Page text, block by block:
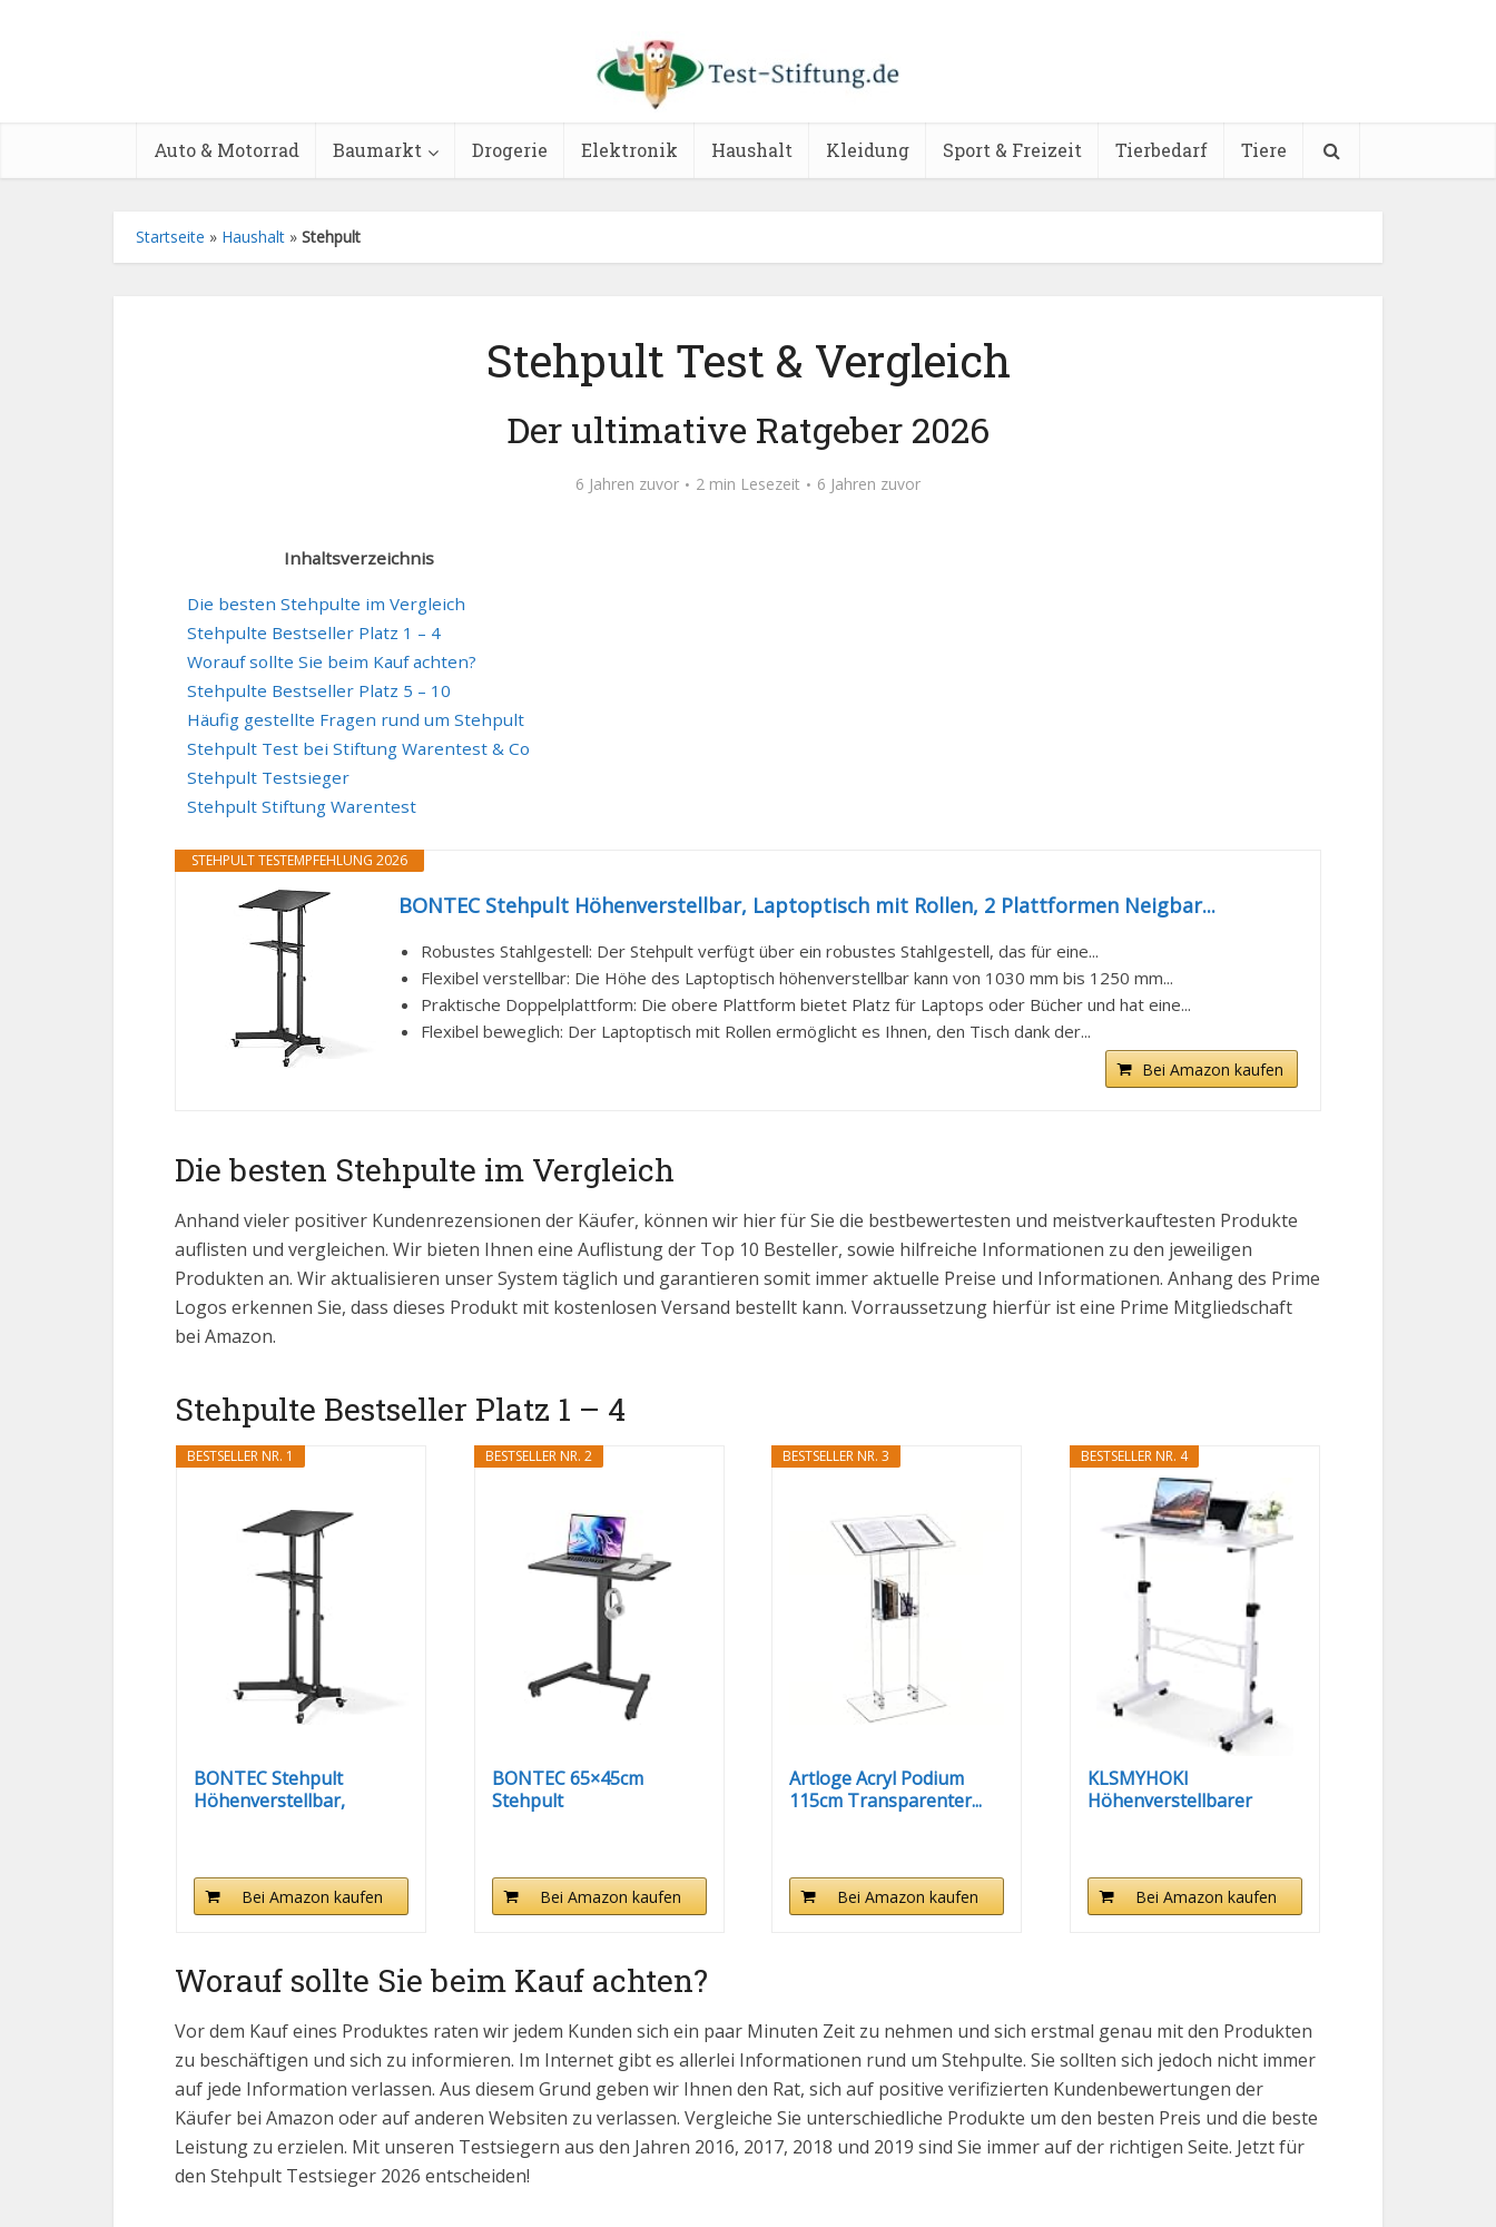
Auto & Motorrad Baumarkt Drogerie Elektronik Haushalt Kleidung Sport & Freizeit Tierbedarf Tiere
Startseite » Haushalt » Stehpult
Stehpult Test & Vergleich
Der ultimative Ratgeber 2026
6 Jahren zuvor 2 min Lesezeit 6 Jahren zuvor
Inhaltsverzeichnis
Die besten Stehpulte im Vergleich
Stehpulte Bestseller Platz 1 – 4
Worauf sollte Sie beim Kauf achten?
Stehpulte Bestseller Platz 5 – 10
Häufig gestellte Fragen rund um Stehpult
Stehpult Test bei Stiftung Warentest & Co
Stehpult Testsieger
Stehpult Stiftung Warentest
STEHPULT TESTEMPFEHLUNG 2026
BONTEC Stehpult Höhenverstellbar, Laptoptisch mit Rollen, 2 Plattformen Neigbar...
Robustes Stahlgestell: Der Stehpult verfügt über ein robustes Stahlgestell, das für eine...
Flexibel verstellbar: Die Höhe des Laptoptisch höhenverstellbar kann von 1030 mm bis 1250 mm...
Praktische Doppelplattform: Die obere Plattform bietet Platz für Laptops oder Bücher und hat eine...
Flexibel beweglich: Der Laptoptisch mit Rollen ermöglicht es Ihnen, den Tisch dank der...
Bei Amazon kaufen
Die besten Stehpulte im Vergleich
Anhand vieler positiver Kundenrezensionen der Käufer, können wir hier für Sie die bestbewertesten und meistverkauftesten Produkte
auflisten und vergleichen. Wir bieten Ihnen eine Auflistung der Top 10 Besteller, sowie hilfreiche Informationen zu den jeweiligen
Produkten an. Wir aktualisieren unser System täglich und garantieren somit immer aktuelle Preise und Informationen. Anhang des Prime
Logos erkennen Sie, dass dieses Produkt mit kostenlosen Versand bestellt kann. Vorraussetzung hierfür ist eine Prime Mitgliedschaft
bei Amazon.
Stehpulte Bestseller Platz 1 – 4
BESTSELLER NR. 1
BONTEC Stehpult
Höhenverstellbar,
Bei Amazon kaufen
BESTSELLER NR. 2
BONTEC 65×45cm
Stehpult
Bei Amazon kaufen
BESTSELLER NR. 3
Artloge Acryl Podium
115cm Transparenter...
Bei Amazon kaufen
BESTSELLER NR. 4
KLSMYHOKI
Höhenverstellbarer
Bei Amazon kaufen
Worauf sollte Sie beim Kauf achten?
Vor dem Kauf eines Produktes raten wir jedem Kunden sich ein paar Minuten Zeit zu nehmen und sich erstmal genau mit den Produkten
zu beschäftigen und sich zu informieren. Im Internet gibt es allerlei Informationen rund um Stehpulte. Sie sollten sich jedoch nicht immer
auf jede Information verlassen. Aus diesem Grund geben wir Ihnen den Rat, sich auf positive verifizierten Kundenbewertungen der
Käufer bei Amazon oder auf anderen Websiten zu verlassen. Vergleiche Sie unterschiedliche Produkte um den besten Preis und die beste
Leistung zu erzielen. Mit unseren Testsiegern aus den Jahren 2016, 2017, 2018 und 2019 sind Sie immer auf der richtigen Seite. Jetzt für
den Stehpult Testsieger 2026 entscheiden!